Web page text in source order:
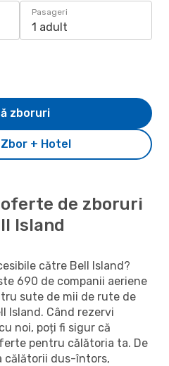
Pasageri
1 adult
+ Hotel
zboruri
de zboruri
Island
către Bell Island?
690 de companii aeriene
sute de mii de rute de
Island. Când rezervi
noi, poți fi sigur că
pentru călătoria ta. De
călătorii dus-întors,